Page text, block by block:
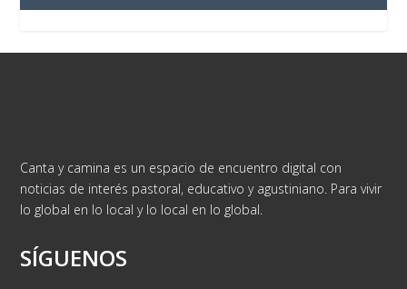
Canta y camina es un espacio de encuentro digital con
noticias de interés pastoral, educativo y agustiniano. Para vivir
lo global en lo local y lo local en lo global.
SÍGUENOS